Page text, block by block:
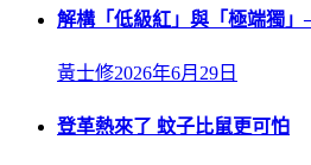
解構「低級紅」與「極端獨
黃士修2026年6月29日
登革熱來了 蚊子比鼠更可怕